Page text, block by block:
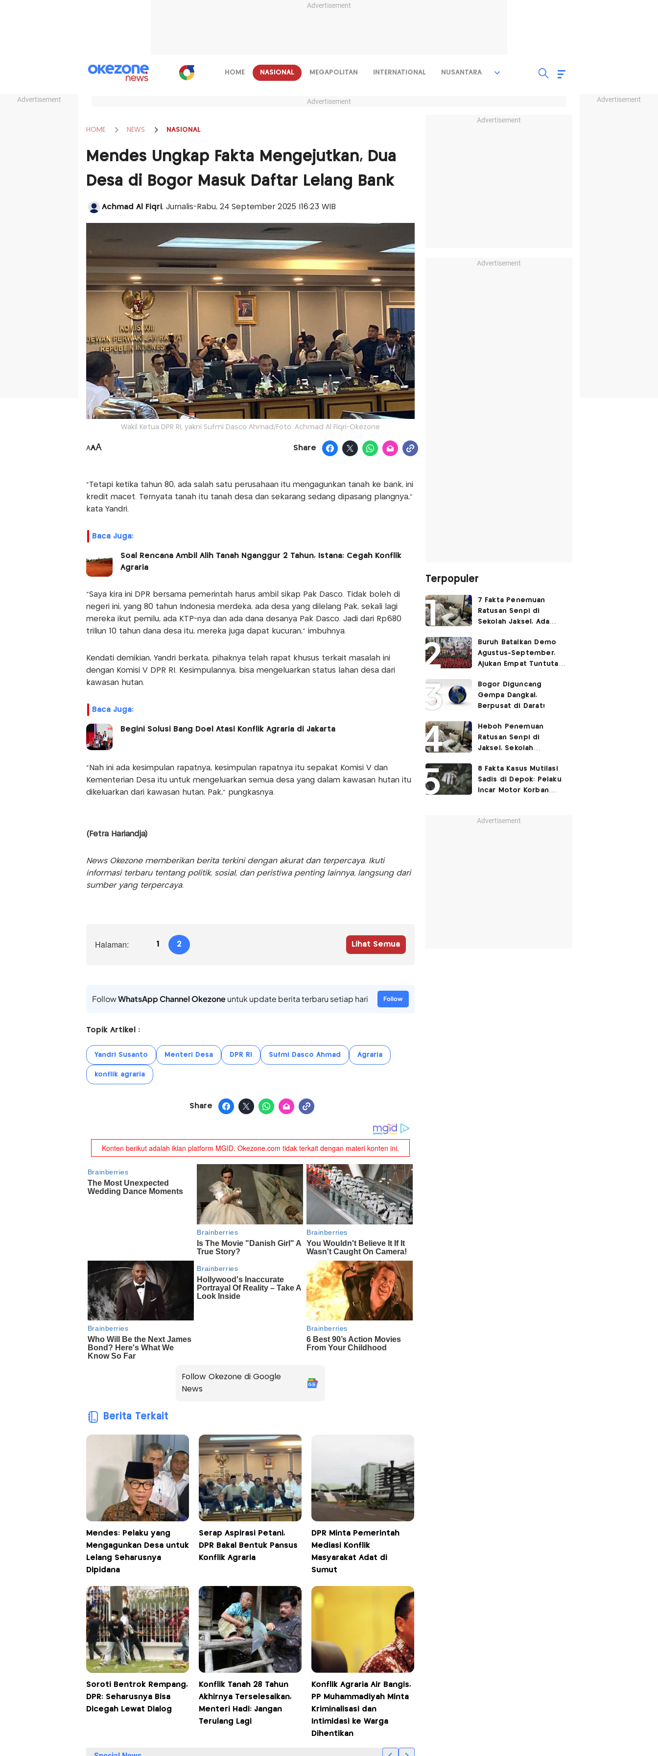
Advertisement
Advertisement Advertisement
HOME NASIONAL MEGAPOLITAN INTERNATIONAL NUSANTARA
Advertisement
HOME NEWS NASIONAL
Mendes Ungkap Fakta Mengejutkan, Dua
Desa di Bogor Masuk Daftar Lelang Bank
Achmad Al Fiqri, Jurnalis-Rabu, 24 September 2025 |16:23 WIB
Wakil Ketua DPR RI, yakni Sufmi Dasco Ahmad/Foto: Achmad Al Fiqri-Okezone
AAA Share
"Tetapi ketika tahun 80, ada salah satu perusahaan itu mengagunkan tanah ke bank, ini
kredit macet. Ternyata tanah itu tanah desa dan sekarang sedang dipasang plangnya,"
kata Yandri.
Baca Juga:
Soal Rencana Ambil Alih Tanah Nganggur 2 Tahun, Istana: Cegah Konflik
Agraria
"Saya kira ini DPR bersama pemerintah harus ambil sikap Pak Dasco. Tidak boleh di
negeri ini, yang 80 tahun Indonesia merdeka, ada desa yang dilelang Pak, sekali lagi
mereka ikut pemilu, ada KTP-nya dan ada dana desanya Pak Dasco. Jadi dari Rp680
triliun 10 tahun dana desa itu, mereka juga dapat kucuran," imbuhnya.
Kendati demikian, Yandri berkata, pihaknya telah rapat khusus terkait masalah ini
dengan Komisi V DPR RI. Kesimpulannya, bisa mengeluarkan status lahan desa dari
kawasan hutan.
Baca Juga:
Begini Solusi Bang Doel Atasi Konflik Agraria di Jakarta
"Nah ini ada kesimpulan rapatnya, kesimpulan rapatnya itu sepakat Komisi V dan
Kementerian Desa itu untuk mengeluarkan semua desa yang dalam kawasan hutan itu
dikeluarkan dari kawasan hutan, Pak," pungkasnya.
(Fetra Hariandja)
News Okezone memberikan berita terkini dengan akurat dan terpercaya. Ikuti
informasi terbaru tentang politik, sosial, dan peristiwa penting lainnya, langsung dari
sumber yang terpercaya.
Halaman: 1 2 Lihat Semua
FollowWhatsApp Channel Okezoneuntuk update berita terbaru setiap hari Follow
Topik Artikel :
Yandri Susanto Menteri Desa DPR RI Sufmi Dasco Ahmad Agraria
konflik agraria
Share
Follow Okezone di Google
News
Berita Terkait
Mendes: Pelaku yang
Mengagunkan Desa untuk
Lelang Seharusnya
Dipidana
Serap Aspirasi Petani,
DPR Bakal Bentuk Pansus
Konflik Agraria
DPR Minta Pemerintah
Mediasi Konflik
Masyarakat Adat di
Sumut
Soroti Bentrok Rempang,
DPR: Seharusnya Bisa
Dicegah Lewat Dialog
Konflik Tanah 28 Tahun
Akhirnya Terselesaikan,
Menteri Hadi: Jangan
Terulang Lagi
Konflik Agraria Air Bangis,
PP Muhammadiyah Minta
Kriminalisasi dan
Intimidasi ke Warga
Dihentikan
Advertisement
Advertisement
Terpopuler
7 Fakta Penemuan
Ratusan Senpi di
Sekolah Jaksel, Ada
Ruang Bunker
Buruh Batalkan Demo
Agustus-September,
Ajukan Empat Tuntutan
Bogor Diguncang
Gempa Dangkal,
Berpusat di Darat!
Heboh Penemuan
Ratusan Senpi di
Jaksel, Sekolah
Kegiatan Eskul
Menembak
8 Fakta Kasus Mutilasi
Sadis di Depok: Pelaku
Incar Motor Korban
Advertisement